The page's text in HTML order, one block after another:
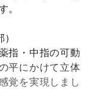
。
指・中指の可動
平にかけて立体
覚を実現しまし